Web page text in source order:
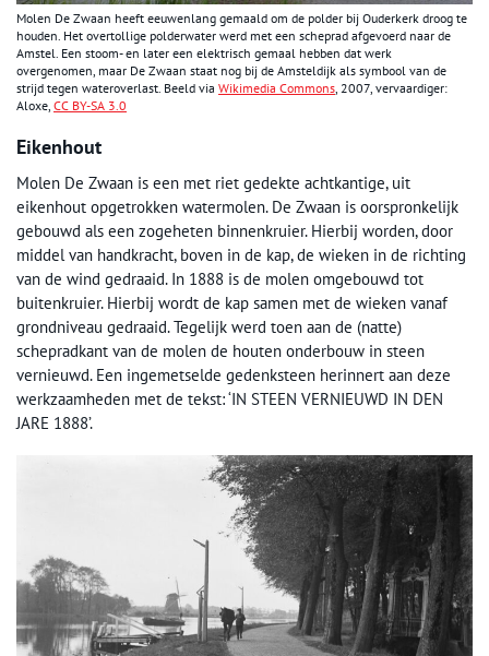
Molen De Zwaan heeft eeuwenlang gemaald om de polder bij Ouderkerk droog te
houden. Het overtollige polderwater werd met een scheprad afgevoerd naar de
Amstel. Een stoom- en later een elektrisch gemaal hebben dat werk
overgenomen, maar De Zwaan staat nog bij de Amsteldijk als symbool van de
strijd tegen wateroverlast. Beeld via Wikimedia Commons, 2007, vervaardiger:
Aloxe, CC BY-SA 3.0
Eikenhout
Molen De Zwaan is een met riet gedekte achtkantige, uit
eikenhout opgetrokken watermolen. De Zwaan is oorspronkelijk
gebouwd als een zogeheten binnenkruier. Hierbij worden, door
middel van handkracht, boven in de kap, de wieken in de richting
van de wind gedraaid. In 1888 is de molen omgebouwd tot
buitenkruier. Hierbij wordt de kap samen met de wieken vanaf
grondniveau gedraaid. Tegelijk werd toen aan de (natte)
schepradkant van de molen de houten onderbouw in steen
vernieuwd. Een ingemetselde gedenksteen herinnert aan deze
werkzaamheden met de tekst: ‘IN STEEN VERNIEUWD IN DEN
JARE 1888’.